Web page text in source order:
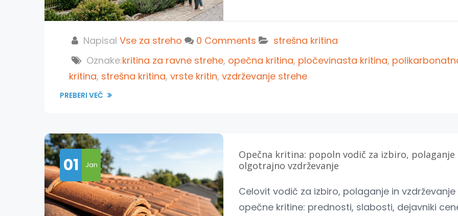
Napisal Vse za streho 0 Comments
strešna kritina
Oznake:kritina za ravne strehe, opečna kritina, pločevinasta kritina,
kritina, strešna kritina, vrste kritin, vzdrževanje strehe
PREBERI VEČ
01 Jan
Opečna kritina: popoln vodič za izbiro, polaganje
olgotrajno vzdrževanje
Celovit vodič za izbiro, polaganje in vzdrževanje
opečne kritine: prednosti, slabosti, dejavniki